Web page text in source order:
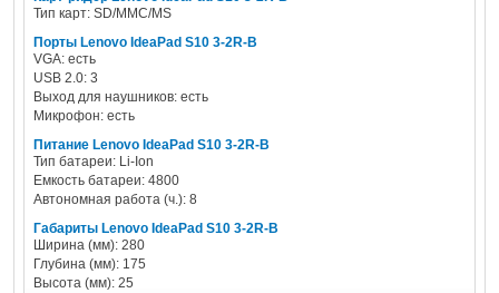
Тип карт: SD/MMC/MS
Порты Lenovo IdeaPad S10 3-2R-B
VGA: есть
USB 2.0: 3
Выход для наушников: есть
Микрофон: есть
Питание Lenovo IdeaPad S10 3-2R-B
Тип батареи: Li-Ion
Емкость батареи: 4800
Автономная работа (ч.): 8
Габариты Lenovo IdeaPad S10 3-2R-B
Ширина (мм): 280
Глубина (мм): 175
Высота (мм): 25